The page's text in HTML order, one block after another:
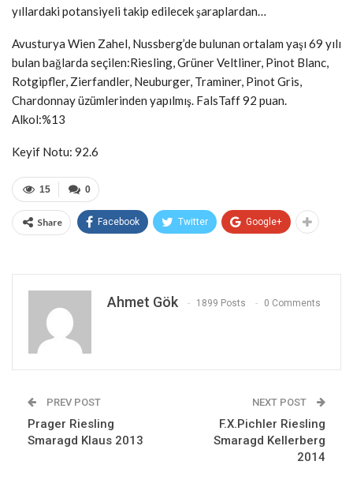
yıllardaki potansiyeli takip edilecek şaraplardan…
Avusturya Wien Zahel, Nussberg’de bulunan ortalam yaşı 69 yılı
bulan bağlarda seçilen:Riesling, Grüner Veltliner, Pinot Blanc,
Rotgipfler, Zierfandler, Neuburger, Traminer, Pinot Gris,
Chardonnay üzümlerinden yapılmış. FalsTaff 92 puan.
Alkol:%13
Keyif Notu: 92.6
0
15
Share Facebook Twitter Google+
Ahmet Gök 1899 Posts 0 Comments
PREV POST
Prager Riesling
Smaragd Klaus 2013
NEXT POST
F.X.Pichler Riesling
Smaragd Kellerberg
2014